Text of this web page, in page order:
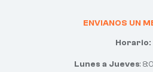
ENVIANOS UN
Horario:
Lunes a Jueves: